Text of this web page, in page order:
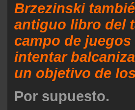
Brzezinski
antiguo libro del
campo de
intentar
un objetivo de
Por supuesto.